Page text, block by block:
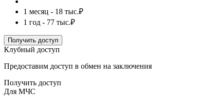
1 месяц - 18 тыс.₽
1 год - 77 тыс.₽
Получить доступ
Клубный доступ
Предоставим доступ в обмен на заключения
Получить доступ
Для МЧС